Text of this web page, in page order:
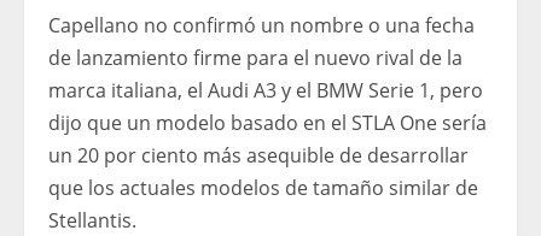
Capellano no confirmó un nombre o una fecha
de lanzamiento firme para el nuevo rival de la
marca italiana, el Audi A3 y el BMW Serie 1, pero
dijo que un modelo basado en el STLA One sería
un 20 por ciento más asequible de desarrollar
que los actuales modelos de tamaño similar de
Stellantis.